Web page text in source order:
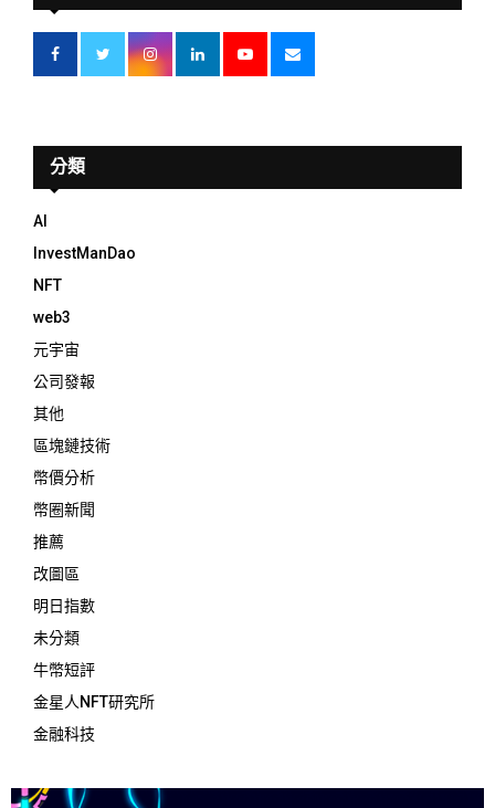
分類
AI
InvestManDao
NFT
web3
元宇宙
公司發報
其他
區塊鏈技術
幣價分析
幣圈新聞
推薦
改圖區
明日指數
未分類
牛幣短評
金星人NFT研究所
金融科技